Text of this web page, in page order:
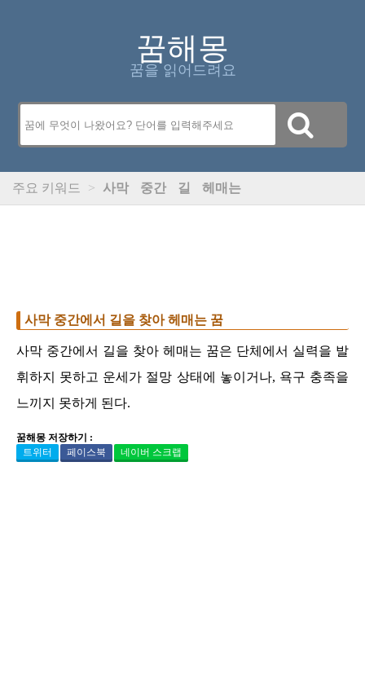
꿈해몽
꿈을 읽어드려요
주요 키워드 > 사막 중간 길 헤매는
사막 중간에서 길을 찾아 헤매는 꿈
사막 중간에서 길을 찾아 헤매는 꿈은 단체에서 실력을 발
휘하지 못하고 운세가 절망 상태에 놓이거나, 욕구 충족을
느끼지 못하게 된다.
꿈해몽 저장하기 :
트위터
페이스북 네이버 스크랩